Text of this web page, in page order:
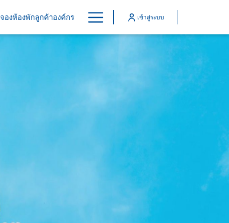
จองห้องพักลูกค้าองค์กร Hamburger
Menu
เข้าสู่ระบบ